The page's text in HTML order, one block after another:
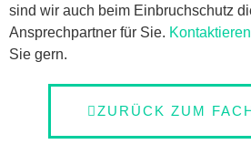
sind wir auch beim Einbruchschutz
Ansprechpartner für Sie. Kontaktieren
Sie gern.
ZURÜCK ZUM